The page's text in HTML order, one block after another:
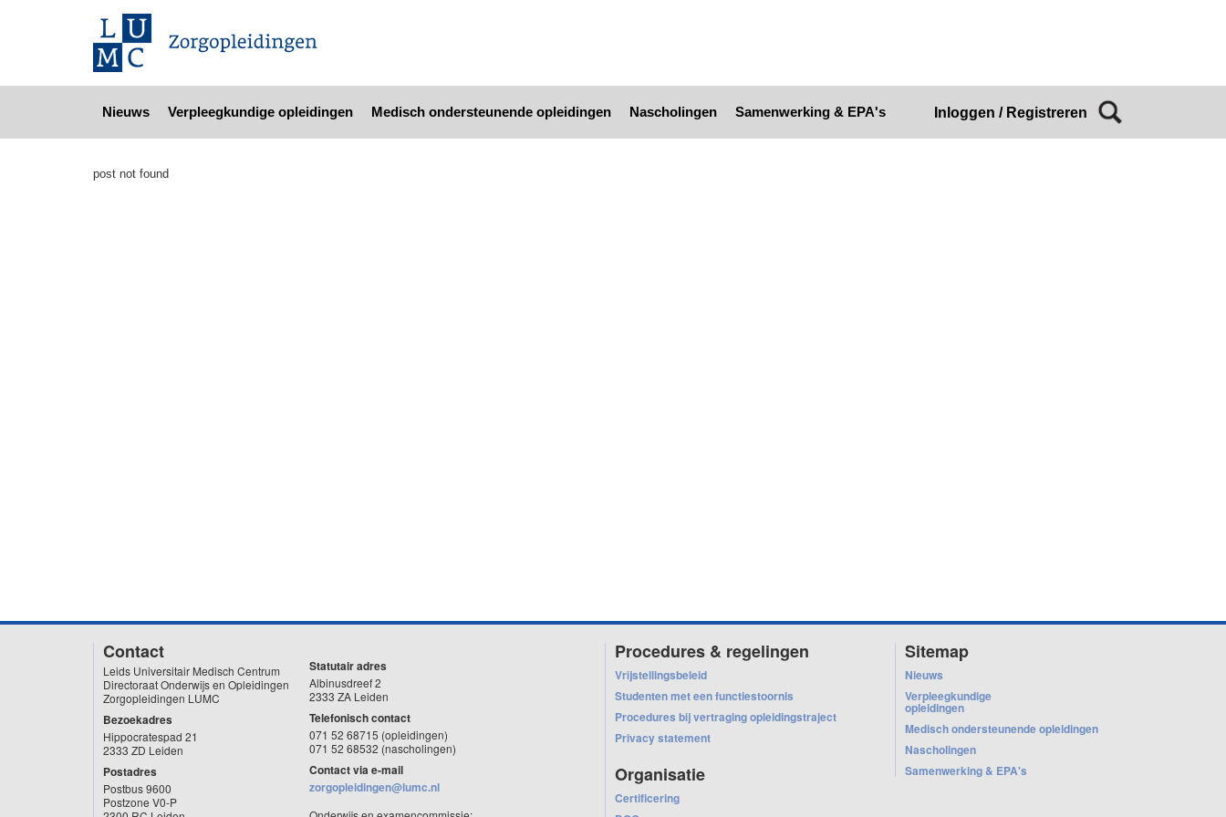
Nieuws Verpleegkundige opleidingen Medisch ondersteunende opleidingen Nascholingen Samenwerking & EPA's Inloggen / Registreren
post not found
Contact
Leids Universitair Medisch Centrum
Directoraat Onderwijs en Opleidingen
Zorgopleidingen LUMC
Bezoekadres
Hippocratespad 21
2333 ZD Leiden
Postadres
Postbus 9600
Postzone V0-P
Statutair adres
Albinusdreef 2
2333 ZA Leiden
Telefonisch contact
071 52 68715 (opleidingen)
071 52 68532 (nascholingen)
Contact via e-mail
zorgopleidingen@lumc.nl
Procedures & regelingen
Vrijstellingsbeleid
Studenten met een functiestoornis
Procedures bij vertraging opleidingstraject
Privacy statement
Organisatie
Certificering
Sitemap
Nieuws
Verpleegkundige
opleidingen
Medisch ondersteunende opleidingen
Nascholingen
Samenwerking & EPA's